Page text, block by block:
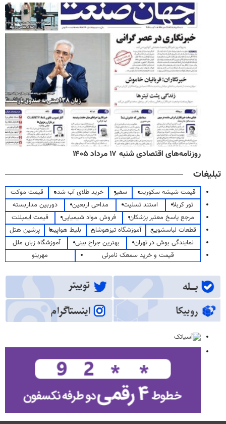
روزنامه‌های اقتصادی شنبه ۱۷ مرداد ۱۴۰۵
تبلیغات
قیمت شیشه سکوریت سفیر خرید طلای آب شده
قیمت موکت
تور کربلا
استند تسلیت مداحی اربعین
دوربین مداربسته
مرجع پاسخ معتبر پزشکان
فروش مواد شیمیایی
قیمت ایمپلنت
قطعات لباسشویی
آموزشگاه تیزهوشان بلیط هواپیما
پرشین هتل
نمایندگی بوش در تهران
بهترین جراح بینی
آموزشگاه زبان ملل
قیمت و خرید سمعک نامرئی
مهرینو